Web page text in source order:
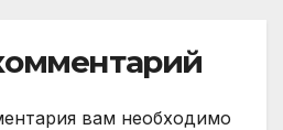
вам необходимо